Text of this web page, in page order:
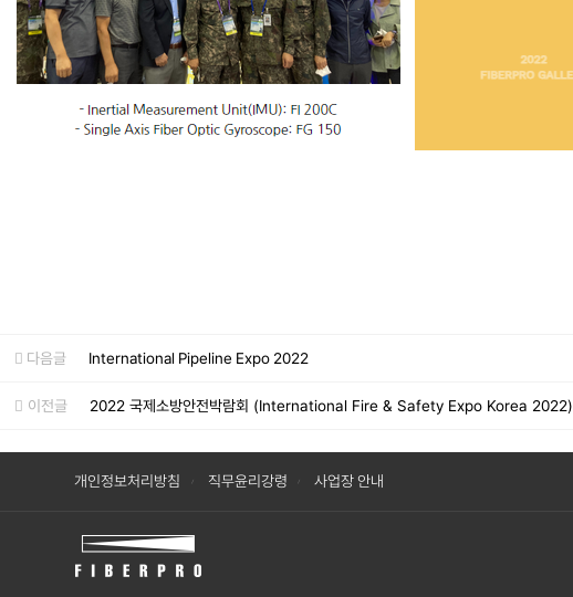
다음글 International Pipeline Expo 2022
이전글 2022 국제소방안전박람회 (International Fire & Safety Expo Korea 2022)
개인정보처리방침 직무윤리강령 사업장 안내